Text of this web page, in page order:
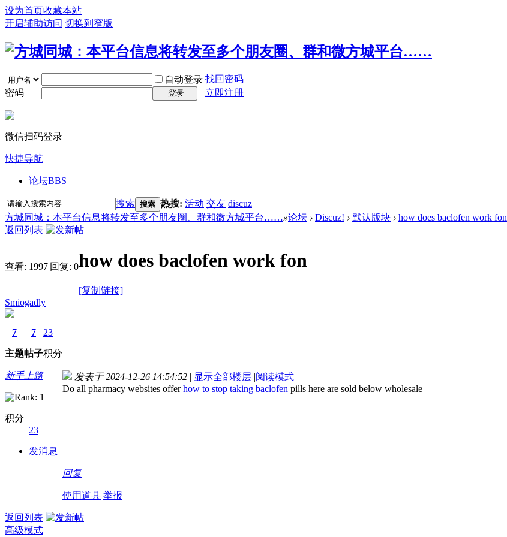
设为首页收藏本站
开启辅助访问 切换到窄版
自动登录 找回密码
密码
登录 立即注册
微信扫码登录
快捷导航
论坛BBS
搜索 搜索 热搜: 活动 交友 discuz
方城同城：本平台信息将转发至多个朋友圈、群和微方城平台……»论坛 › Discuz! › 默认版块 › how does baclofen work fon
返回列表
查看: 1997|回复: 0how does baclofen work fon
[复制链接]
Smiogadly
7
主题
7
帖子
23
积分
新手上路
积分
23
发消息
发表于 2024-12-26 14:54:52 | 显示全部楼层 |阅读模式
Do all pharmacy websites offerhow to stop taking baclofen pills here are sold below wholesale
回复
使用道具 举报
返回列表
高级模式